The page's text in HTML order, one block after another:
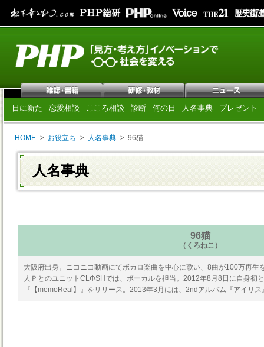
日に新た 恋愛相談 こころ相談 診断 何の日 人名事典 プレゼント
HOME お役立ち 人名事典 96猫
人名事典
96猫
（くろねこ）
大阪府出身。ニコニコ動画にてボカロ楽曲を中心に歌い、8曲が100万再生
人ＰとのユニットCLΦSHでは、ボーカルを担当。2012年8月8日に自身初
『【memoReal】』をリリース。2013年3月には、2ndアルバム『アイリ